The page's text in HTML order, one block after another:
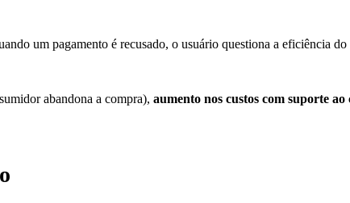
um pagamento é recusado, o usuário questiona a eficiência
abandona a compra),aumento nos custos com suporte